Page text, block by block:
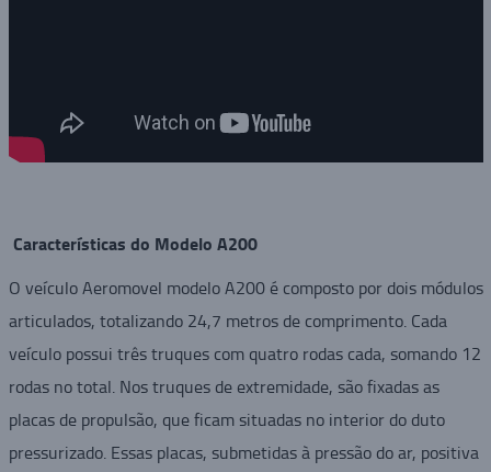
Características do Modelo A200
O veículo Aeromovel modelo A200 é composto por dois módulos
articulados, totalizando 24,7 metros de comprimento. Cada
veículo possui três truques com quatro rodas cada, somando 12
rodas no total. Nos truques de extremidade, são fixadas as
placas de propulsão, que ficam situadas no interior do duto
pressurizado. Essas placas, submetidas à pressão do ar, positiva